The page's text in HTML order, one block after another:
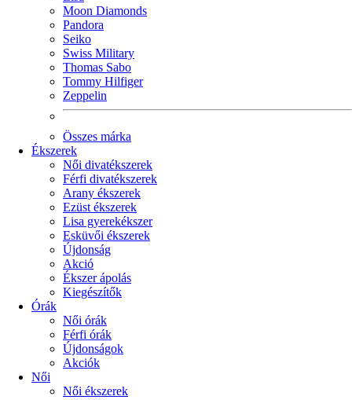
Moon Diamonds
Pandora
Seiko
Swiss Military
Thomas Sabo
Tommy Hilfiger
Zeppelin
Összes márka
Ékszerek
Női divatékszerek
Férfi divatékszerek
Arany ékszerek
Ezüst ékszerek
Lisa gyerekékszer
Esküvői ékszerek
Újdonság
Akció
Ékszer ápolás
Kiegészítők
Órák
Női órák
Férfi órák
Újdonságok
Akciók
Női
Női ékszerek